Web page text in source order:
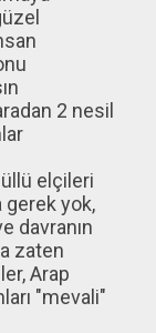
2 nesil
elçileri
gerek yok,
davranın
zaten
Arap
"mevali"